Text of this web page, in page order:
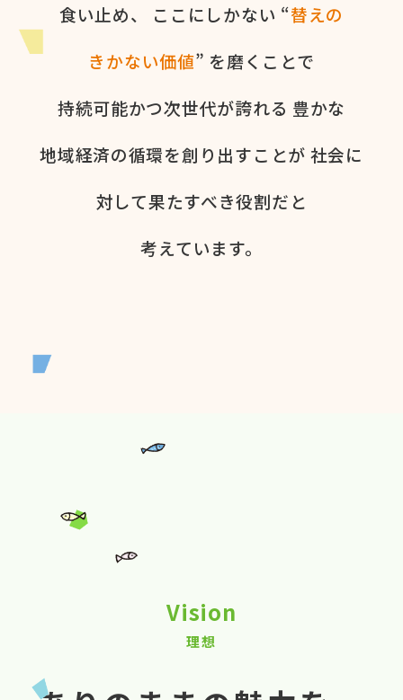
食い​止め、
ここに​しかない​ “替えの​
きかない​価値” を​磨く​ことで
持続可能かつ次世代が​誇れる 豊かな​
地域経済の​循環を​創り出すことが 社会に​
対して​果た​すべき役割だと​
考えています。​
Vision
理想